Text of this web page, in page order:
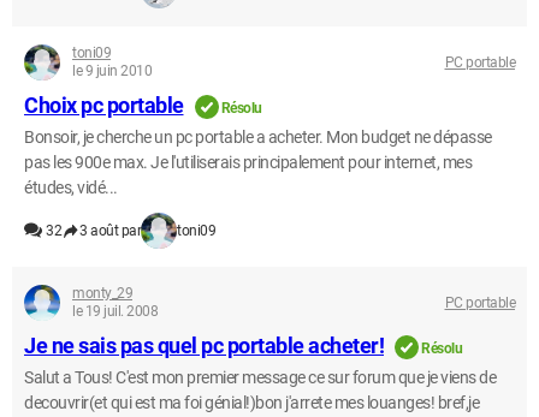
toni09
le 9 juin 2010
PC portable
Choix pc portable Résolu
Bonsoir, je cherche un pc portable a acheter. Mon budget ne dépasse
pas les 900e max. Je l'utiliserais principalement pour internet, mes
études, vidé...
32 3 août par toni09
monty_29
le 19 juil. 2008
PC portable
Je ne sais pas quel pc portable acheter! Résolu
Salut a Tous! C'est mon premier message ce sur forum que je viens de
decouvrir(et qui est ma foi génial!)bon j'arrete mes louanges! bref,je